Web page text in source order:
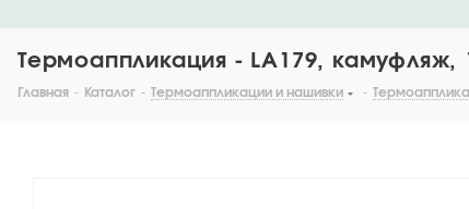
Термоаппликация - LA179, камуфляж,
Главная - Каталог - Термоаппликации и нашивки -